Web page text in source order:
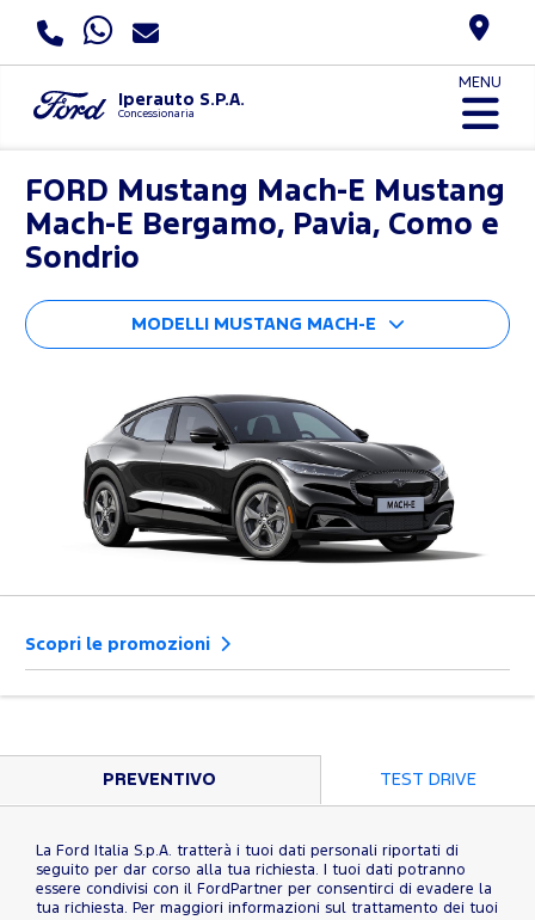
Iperauto S.P.A.
Concessionaria
MENU
FORD Mustang Mach-E Mustang
Mach-E Bergamo, Pavia, Como e
Sondrio
MODELLI MUSTANG MACH-E
Scopri le promozioni
PREVENTIVO TEST DRIVE
La Ford Italia S.p.A. tratterà i tuoi dati personali riportati di
seguito per dar corso alla tua richiesta. I tuoi dati potranno
essere condivisi con il FordPartner per consentirci di evadere la
tua richiesta. Per maggiori informazioni sul trattamento dei tuoi